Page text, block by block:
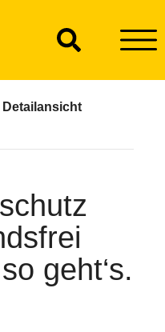
Detailansicht
geht‘s.